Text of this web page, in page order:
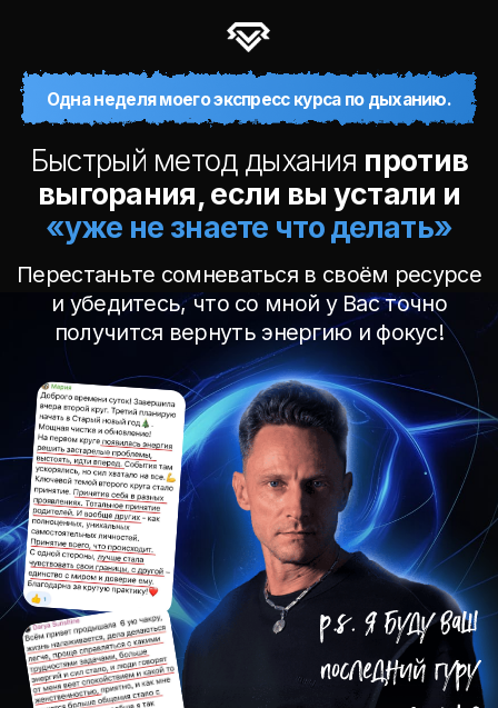
Одна неделя моего экспресс курса по дыханию.
Перестаньте сомневаться в своём ресурсе
и убедитесь, что со мной у Вас точно
получится вернуть энергию и фокус!
НРАВИТСЯ, БЕРЁМ!
Быстрый метод дыханияпротив
«уже не знаете что делать»